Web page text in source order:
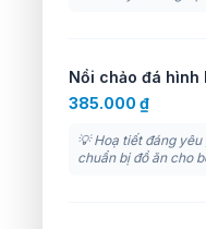
Nồi chảo đá hình
385.000 ₫
💡 Hoạ tiết đáng
chuẩn bị đồ ăn cho